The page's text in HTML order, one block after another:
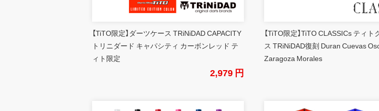
【TiTO限定】ダーツケース TRiNiDAD CAPACITY
トリニダード キャパシティ カーボンレッド テ
ィト限定
2,979 円
【TiTO限定】TiTO CLASSICs ティト
ス TRiNiDAD復刻 Duran Cuevas
Zaragoza Morales